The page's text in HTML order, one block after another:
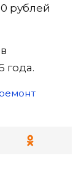
рублей
года.